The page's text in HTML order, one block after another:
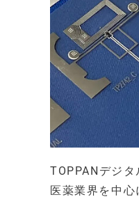
TOPPANデジ
医薬業界を中